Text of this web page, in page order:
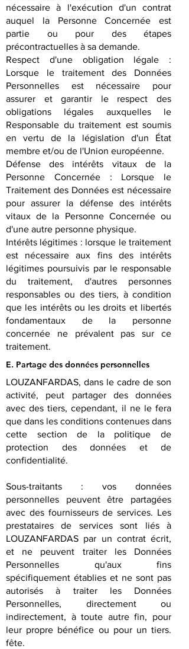
nécessaire à l'exécution d'un contrat
auquel la Personne Concernée est
partie ou pour des étapes
précontractuelles à sa demande.
Respect d'une obligation légale :
Lorsque le traitement des Données
Personnelles est nécessaire pour
assurer et garantir le respect des
obligations légales auxquelles le
Responsable du traitement est soumis
en vertu de la législation d'un État
membre et/ou de l'Union européenne.
Défense des intérêts vitaux de la
Personne Concernée : Lorsque le
Traitement des Données est nécessaire
pour assurer la défense des intérêts
vitaux de la Personne Concernée ou
d'une autre personne physique.
Intérêts légitimes : lorsque le traitement
est nécessaire aux fins des intérêts
légitimes poursuivis par le responsable
du traitement, d'autres personnes
responsables ou des tiers, à condition
que les intérêts ou les droits et libertés
fondamentaux de la personne
concernée ne prévalent pas sur ce
traitement.
E. Partage des données personnelles
LOUZANFARDAS, dans le cadre de son
activité, peut partager des données
avec des tiers, cependant, il ne le fera
que dans les conditions contenues dans
cette section de la politique de
protection des données et de
confidentialité.
Sous-traitants : vos données
personnelles peuvent être partagées
avec des fournisseurs de services. Les
prestataires de services sont liés à
LOUZANFARDAS par un contrat écrit,
et ne peuvent traiter les Données
Personnelles qu'aux fins
spécifiquement établies et ne sont pas
autorisés à traiter les Données
Personnelles, directement ou
indirectement, à toute autre fin, pour
leur propre bénéfice ou pour un tiers.
fête.